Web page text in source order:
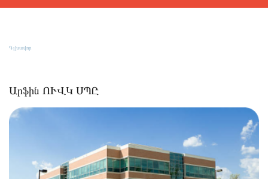
Գլխավոր
Արֆին ՈՒՎԿ ՍՊԸ